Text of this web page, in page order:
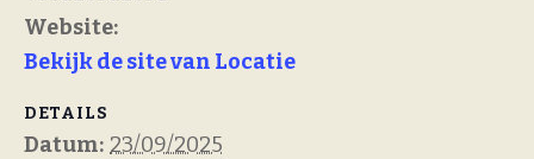
Website:
Bekijk de site van Locatie
DETAILS
Datum: 23/09/2025